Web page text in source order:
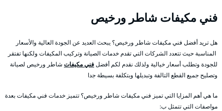
فني مكيفات شاطر ورخيص
هل تريد أفضل فني مكيفات شاطر ورخيص؟ يبحث العديد عن الجودة العالية والأسعار
المناسبة حيث تتعدد الشركات التي تقدم خدمات الصيانة وتركيب المكيفات ولكنها تفتقر
للجودة وتطلب أسعار خيالية ولذلك نقدم لكم أفضلفني مكيفات شاطر ورخيص لصيانة
وتصليح جميع القطع التالفة وتبديلها وبتكلفة بسيطة جدا
ما هي أهم المزايا التي تميز فني مكيفات شاطر ورخيص؟ تتميز خدمات فني مكيفات بعدة
مواصفات التي تتمثل ب: